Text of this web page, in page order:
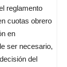
reglamento
cuotas obrero
en
ser necesario,
del